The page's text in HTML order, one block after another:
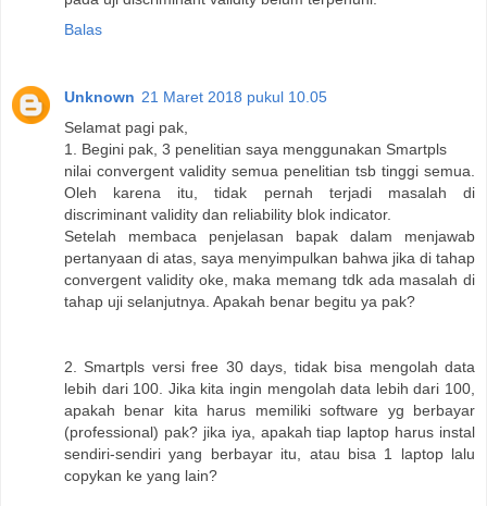
Balas
Unknown 21 Maret 2018 pukul 10.05
Selamat pagi pak,
1. Begini pak, 3 penelitian saya menggunakan Smartpls
nilai convergent validity semua penelitian tsb tinggi semua.
Oleh karena itu, tidak pernah terjadi masalah di
discriminant validity dan reliability blok indicator.
Setelah membaca penjelasan bapak dalam menjawab
pertanyaan di atas, saya menyimpulkan bahwa jika di tahap
convergent validity oke, maka memang tdk ada masalah di
tahap uji selanjutnya. Apakah benar begitu ya pak?
2. Smartpls versi free 30 days, tidak bisa mengolah data
lebih dari 100. Jika kita ingin mengolah data lebih dari 100,
apakah benar kita harus memiliki software yg berbayar
(professional) pak? jika iya, apakah tiap laptop harus instal
sendiri-sendiri yang berbayar itu, atau bisa 1 laptop lalu
copykan ke yang lain?